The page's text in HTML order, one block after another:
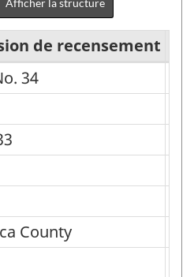
Afficher la structure
de recensement
34
34
County
County